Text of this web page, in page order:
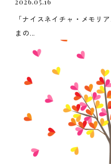
「ナイスネイチャ・メモリ
まの...